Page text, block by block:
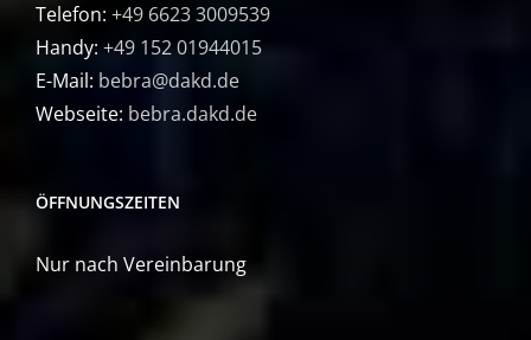
Telefon: +49 6623 3009539
Handy: +49 152 01944015
E-Mail: bebra@dakd.de
Webseite: bebra.dakd.de
ÖFFNUNGSZEITEN
Nur nach Vereinbarung